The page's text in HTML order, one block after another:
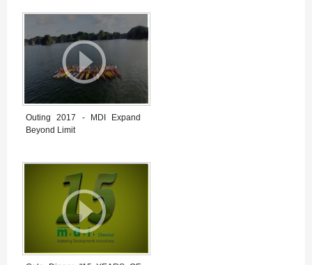
Outing 2017 - MDI Expand
Beyond Limit